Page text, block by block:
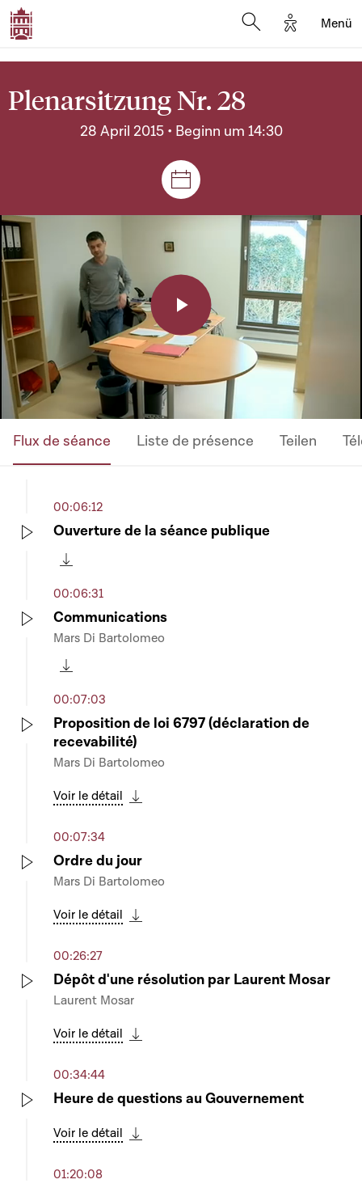
Options
Menü
Plenarsitzung Nr. 28
28 April 2015 • Beginn um 14:30
Plenar- und
Play
Video
Flux de séance Liste de présence Teilen
00:06:12
Ouverture de la séance publique
00:06:31
Communications
Mars Di Bartolomeo
00:07:03
Proposition de loi 6797 (déclaration de
recevabilité)
Mars Di Bartolomeo
Voir le détail
00:07:34
Ordre du jour
Mars Di Bartolomeo
Voir le détail
00:26:27
Dépôt d'une résolution par Laurent Mosar
Laurent Mosar
Voir le détail
00:34:44
Heure de questions au Gouvernement
Voir le détail
01:20:08